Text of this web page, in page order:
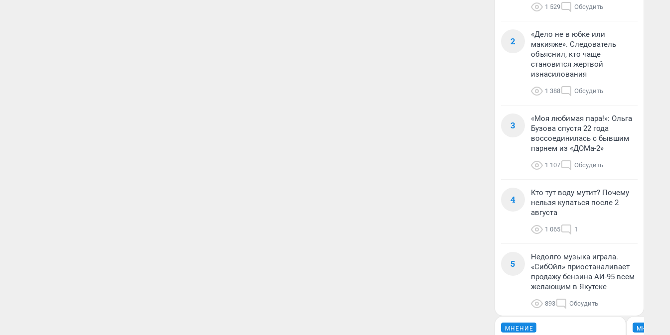
1 529 Обсудить
2
«Дело не в юбке или
макияже». Следователь
объяснил, кто чаще
становится жертвой
изнасилования
1 388 Обсудить
3
«Моя любимая пара!»: Ольга
Бузова спустя 22 года
воссоединилась с бывшим
парнем из «ДОМа-2»
1 107 Обсудить
4
Кто тут воду мутит? Почему
нельзя купаться после 2
августа
1 065 1
5
Недолго музыка играла.
«СибОйл» приостаналивает
продажу бензина АИ-95 всем
желающим в Якутске
893 Обсудить
МНЕНИЕ МНЕНИЕ